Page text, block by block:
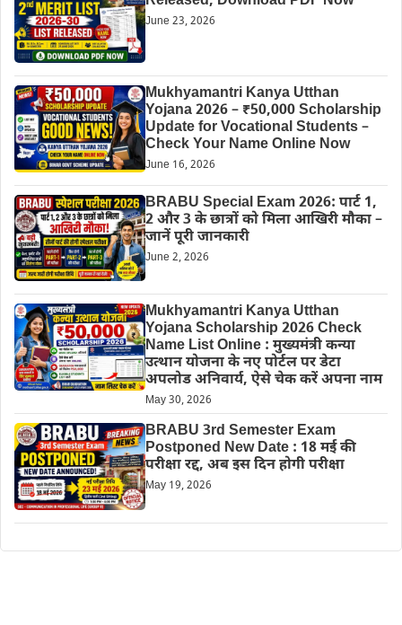
June 23, 2026
Mukhyamantri Kanya Utthan
Yojana 2026 – ₹50,000 Scholarship
Update for Vocational Students –
Check Your Name Online Now
June 16, 2026
BRABU Special Exam 2026: पार्ट 1,
2 और 3 के छात्रों को मिला आखिरी मौका –
जानें पूरी जानकारी
June 2, 2026
Mukhyamantri Kanya Utthan
Yojana Scholarship 2026 Check
Name List Online : मुख्यमंत्री कन्या
उत्थान योजना के नए पोर्टल पर डेटा
अपलोड अनिवार्य, ऐसे चेक करें अपना नाम
May 30, 2026
BRABU 3rd Semester Exam
Postponed New Date : 18 मई की
परीक्षा रद्द, अब इस दिन होगी परीक्षा
May 19, 2026